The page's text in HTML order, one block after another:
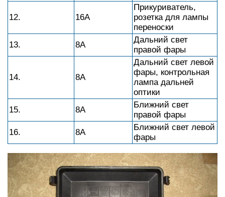
12. 16А
Прикуриватель,
розетка для лампы
переноски
13.
8А
Дальний свет
правой фары
14. 8А
Дальний свет левой
фары, контрольная
лампа дальней
оптики
15.
8А
Ближний свет
правой фары
16.
8А
Ближний свет левой
фары